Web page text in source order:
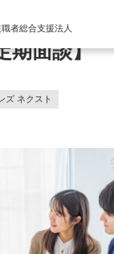
者総合支援法人
期面談】
ズ ネクスト